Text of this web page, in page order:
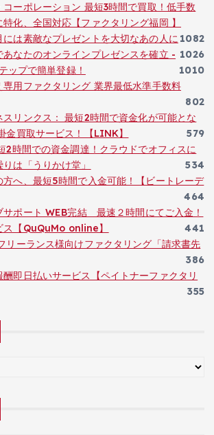
ーポレーション 最短3時間で買取！低手数
化、全国対応【ファクタリング福岡 】
1082
は素敵なプレゼントを大切なあの人に
1026
あなたのオンラインプレゼンスを確立 -
ップで簡単登録！
1010
用ファクタリング 業界最低水準手数料
802
リンクス： 最短2時間で資金化が可能とな
金買取サービス！【LINK】
579
2時間での資金調達！クラウドでオフィスに
は「うりかけ堂」
534
方へ、最短5時間で入金可能！【ビートレーデ
464
サポート WEB完結 最速２時間にてご入金！
ス【QuQuMo online】
441
リーランス様向けファクタリング「請求書先
386
即日払いサービス【ペイトナーファクタリ
355